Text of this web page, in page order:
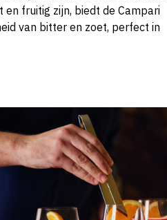
fruitig zijn, biedt de Campari
van bitter en zoet, perfect in